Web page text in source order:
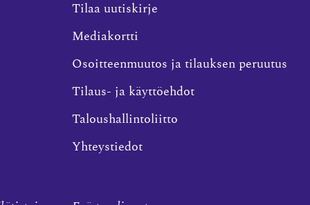
Tilaa uutiskirje
Mediakortti
Osoitteenmuutos ja tilauksen peruutus
Tilaus- ja käyttöehdot
Taloushallintoliitto
Yhteystiedot